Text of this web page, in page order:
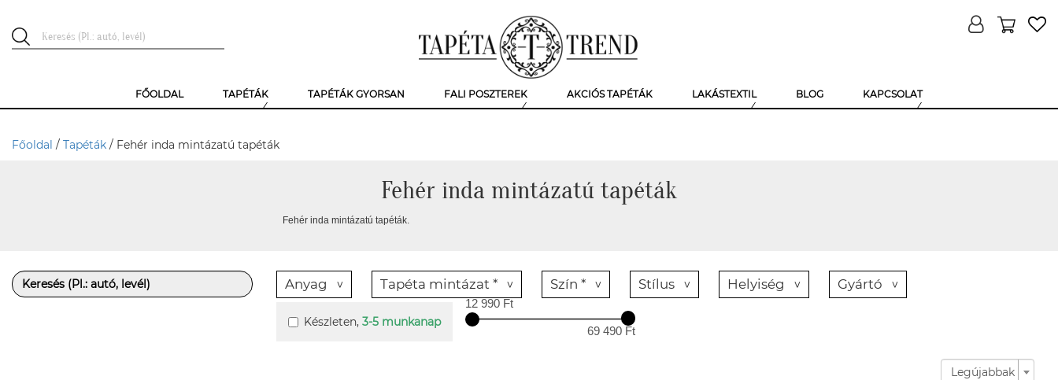
FŐOLDAL TAPÉTÁK TAPÉTÁK GYORSAN FALI POSZTEREK AKCIÓS TAPÉTÁK LAKÁSTEXTIL BLOG KAPCSOLAT
Főoldal / Tapéták / Fehér inda mintázatú tapéták
Fehér inda mintázatú tapéták
Fehér inda mintázatú tapéták.
Anyag Tapéta mintázat * Szín * Stílus Helyiség Gyártó
Készleten, 3-5 munkanap
12 990 Ft
69 490 Ft
Legújabbak